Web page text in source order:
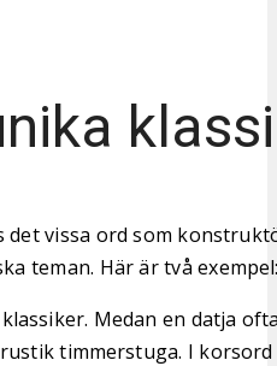
det vissa ord som
teman. Här är två
Medan en datja
timmerstuga. I korsord